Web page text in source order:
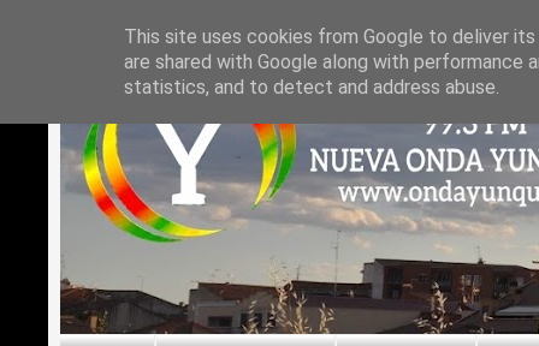
This site uses cookies from Google to deliver
are shared with Google along with
statistics, and to detect and address abuse.